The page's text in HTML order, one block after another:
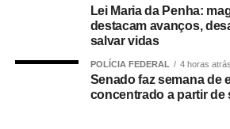
COMENTE ABAIXO:
Lei Maria da Penha:
destacam avanços,
salvar vidas
POLÍCIA FEDERAL 4 horas atrás
Senado faz semana de
concentrado a partir de